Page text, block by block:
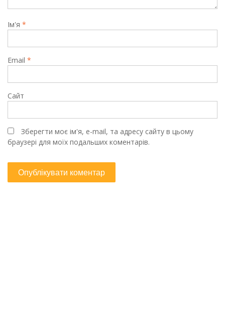
Ім'я *
Email *
Сайт
Зберегти моє ім'я, e-mail, та адресу сайту в цьому
браузері для моїх подальших коментарів.